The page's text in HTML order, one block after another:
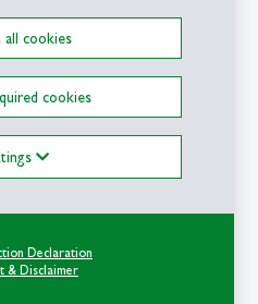
all cookies
cookies
Declaration
& Disclaimer
der
Event AG
St. Gallen